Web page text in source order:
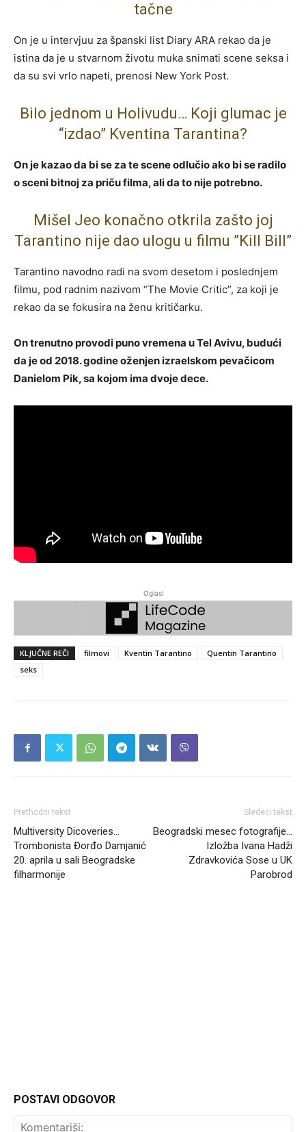
tačne
On je u intervjuu za španski list Diary ARA rekao da je
istina da je u stvarnom životu muka snimati scene seksa i
da su svi vrlo napeti, prenosi New York Post.
Bilo jednom u Holivudu… Koji glumac je
“izdao” Kventina Tarantina?
On je kazao da bi se za te scene odlučio ako bi se radilo
o sceni bitnoj za priču filma, ali da to nije potrebno.
Mišel Jeo konačno otkrila zašto joj
Tarantino nije dao ulogu u filmu ”Kill Bill”
Tarantino navodno radi na svom desetom i poslednjem
filmu, pod radnim nazivom “The Movie Critic”, za koji je
rekao da se fokusira na ženu kritičarku.
On trenutno provodi puno vremena u Tel Avivu, budući
da je od 2018. godine oženjen izraelskom pevačicom
Danielom Pik, sa kojom ima dvoje dece.
Oglasi
KLJUČNE REČI filmovi Kventin Tarantino
Quentin Tarantino
seks
Prethodni tekst
Multiversity Dicoveries…
Trombonista Đorđo Damjanić
20. aprila u sali Beogradske
filharmonije
Sledeći tekst
Beogradski mesec fotografije…
Izložba Ivana Hadži
Zdravkovića Sose u UK
Parobrod
POSTAVI ODGOVOR